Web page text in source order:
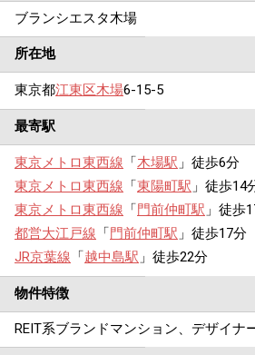
ブランシエスタ木場
所在地
東京都江東区木場6-15-5
最寄駅
東京メトロ東西線 「木場駅 」徒歩6分
東京メトロ東西線 「東陽町駅 」徒歩14
東京メトロ東西線 「門前仲町駅 」徒歩
都営大江戸線 「門前仲町駅 」徒歩17分
JR京葉線 「越中島駅 」徒歩22分
物件特徴
REIT系ブランドマンション、デザイナ